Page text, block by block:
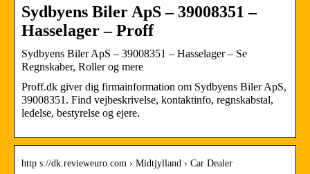
Sydbyens Biler ApS – 39008351 –
Hasselager – Proff
Sydbyens Biler ApS – 39008351 – Hasselager – Se
Regnskaber, Roller og mere
Proff.dk giver dig firmainformation om Sydbyens Biler ApS,
39008351. Find vejbeskrivelse, kontaktinfo, regnskabstal,
ledelse, bestyrelse og ejere.
http s://dk.revieweuro.com › Midtjylland › Car Dealer